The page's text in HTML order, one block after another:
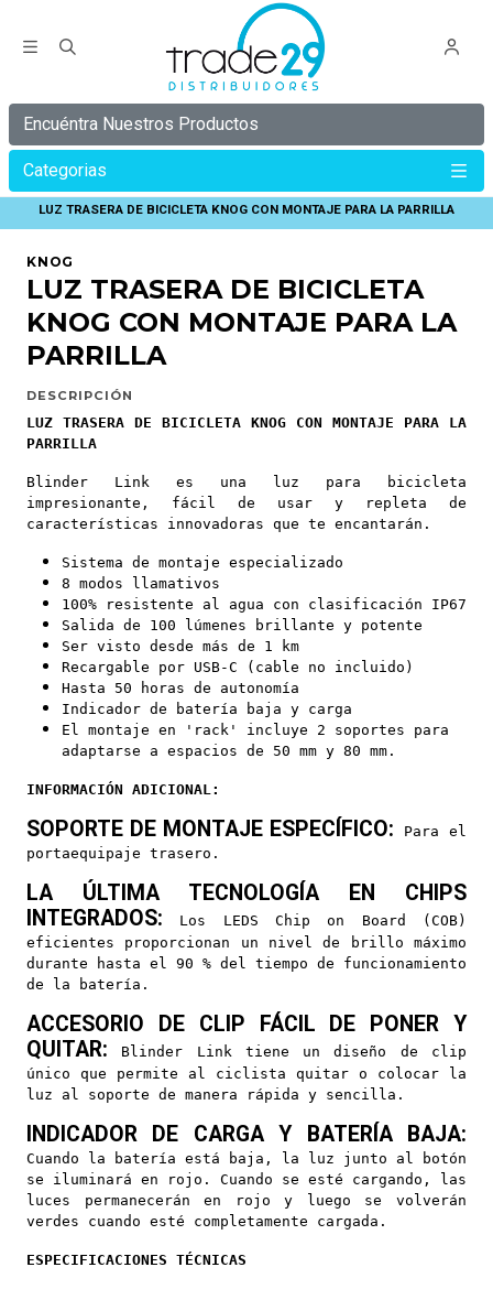
Encuéntra Nuestros Productos
Categorias
LUZ TRASERA DE BICICLETA KNOG CON MONTAJE PARA LA PARRILLA
KNOG
LUZ TRASERA DE BICICLETA
KNOG CON MONTAJE PARA LA
PARRILLA
DESCRIPCIÓN
LUZ TRASERA DE BICICLETA KNOG CON MONTAJE PARA LA
PARRILLA
Blinder Link es una luz para bicicleta
impresionante, fácil de usar y repleta de
características innovadoras que te encantarán.
Sistema de montaje especializado
8 modos llamativos
100% resistente al agua con clasificación IP67
Salida de 100 lúmenes brillante y potente
Ser visto desde más de 1 km
Recargable por USB-C (cable no incluido)
Hasta 50 horas de autonomía
Indicador de batería baja y carga
El montaje en 'rack' incluye 2 soportes para
adaptarse a espacios de 50 mm y 80 mm.
INFORMACIÓN ADICIONAL:
SOPORTE DE MONTAJE ESPECÍFICO: Para el
portaequipaje trasero.
LA ÚLTIMA TECNOLOGÍA EN CHIPS
INTEGRADOS: Los LEDS Chip on Board (COB)
eficientes proporcionan un nivel de brillo máximo
durante hasta el 90 % del tiempo de funcionamiento
de la batería.
ACCESORIO DE CLIP FÁCIL DE PONER Y
QUITAR: Blinder Link tiene un diseño de clip
único que permite al ciclista quitar o colocar la
luz al soporte de manera rápida y sencilla.
INDICADOR DE CARGA Y BATERÍA BAJA:
Cuando la batería está baja, la luz junto al botón
se iluminará en rojo. Cuando se esté cargando, las
luces permanecerán en rojo y luego se volverán
verdes cuando esté completamente cargada.
ESPECIFICACIONES TÉCNICAS